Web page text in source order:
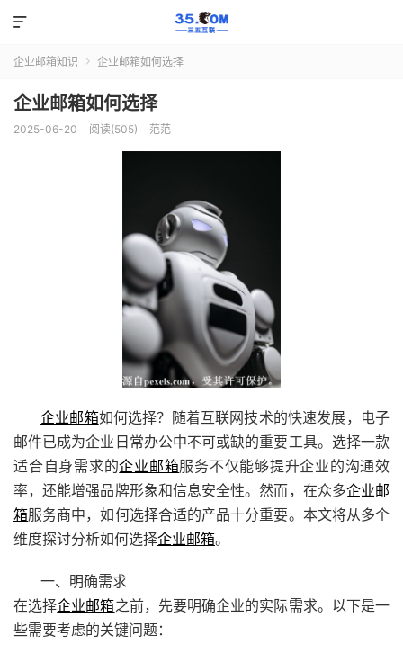

企业邮箱知识  企业邮箱如何选择
企业邮箱如何选择
2025-06-20 阅读(505) 范范
企业邮箱如何选择？随着互联网技术的快速发展，电子
邮件已成为企业日常办公中不可或缺的重要工具。选择一款
适合自身需求的企业邮箱服务不仅能够提升企业的沟通效
率，还能增强品牌形象和信息安全性。然而，在众多企业邮
箱服务商中，如何选择合适的产品十分重要。本文将从多个
维度探讨分析如何选择企业邮箱。
一、明确需求
在选择企业邮箱之前，先要明确企业的实际需求。以下是一
些需要考虑的关键问题：